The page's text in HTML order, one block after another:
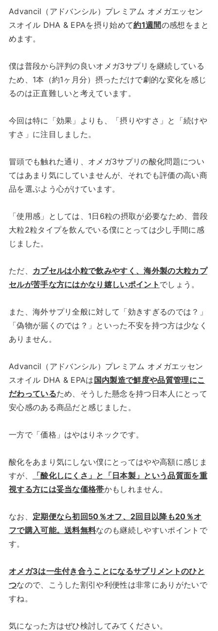
Advancil（アドバンシル）プレミアム オメガエッセン
スオイル DHA & EPAを摂り始めて約1週間の感想をまと
めます。
僕は普段から評判の良いオメガ3サプリを継続している
ため、1本（約1ヶ月分）摂っただけで劇的な変化を感じ
るのは正直難しいと考えています。
今回は特に「効果」よりも、「摂りやすさ」と「続けや
すさ」に注目しました。
冒頭でも触れた通り、オメガ3サプリの酸化問題につい
てはあまり気にしていませんが、それでも評価の高い商
品を選ぶよう心がけています。
「使用感」としては、1日6粒の摂取が必要なため、普段
大粒2粒タイプを飲んでいる僕にとっては少し手間に感
じました。
ただ、
カプセルは小粒で飲みやすく、海外製の大粒カプ
セルが苦手な方にはかなり嬉しいポイント でしょう。
また、海外サプリ全般に対して「効きすぎるのでは？」
「偽物が届くのでは？」といった不安を持つ方は少なく
ありません。
Advancil（アドバンシル）プレミアム オメガエッセン
スオイル DHA & EPAは国内製造で鮮度や品質管理にこ
だわっているため、そうした懸念を持つ日本人にとって
安心感のある商品だと感じました。
一方で「価格」はやはりネックです。
酸化をあまり気にしない僕にとってはやや高額に感じま
すが、
「酸化しにくさ」と「日本製」という品質面を重
視する方には妥当な価格帯かもしれません。
なお、 定期便なら初回50％オフ、2回目以降も20％オ
フで購入可能。送料無料なのも継続しやすいポイントで
す。
オメガ3は一生付き合うことになるサプリメントのひと
つなので、こうした割引や利便性は非常にありがたいで
すね。
気になった方はぜひ検討してみてください。